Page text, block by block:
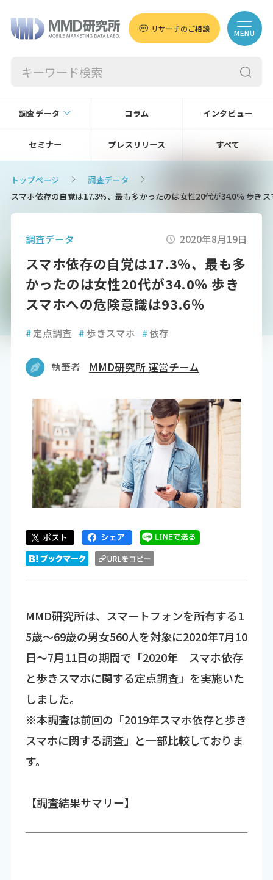
リサーチのご相談 MENU
調査データ コラム インタビュー
セミナー プレスリリース すべて
トップページ
調査データ
スマホ依存の自覚は17.3％、最も多かったのは女性20代が34.0％ 歩き
調査データ 2020年8月19日
スマホ依存の自覚は17.3％、最も多
かったのは女性20代が34.0％ 歩き
スマホへの危険意識は93.6％
#定点調査 #歩きスマホ #依存
執筆者 MMD研究所 運営チーム
MMD研究所は、スマートフォンを所有する1
5歳～69歳の男女560人を対象に2020年7月10
日～7月11日の期間で「2020年 スマホ依存
と歩きスマホに関する定点調査」を実施いた
しました。
※本調査は前回の「2019年スマホ依存と歩き
スマホに関する調査」と一部比較しておりま
す。
【調査結果サマリー】